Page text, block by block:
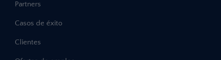
Partners
Casos de éxito
Clientes